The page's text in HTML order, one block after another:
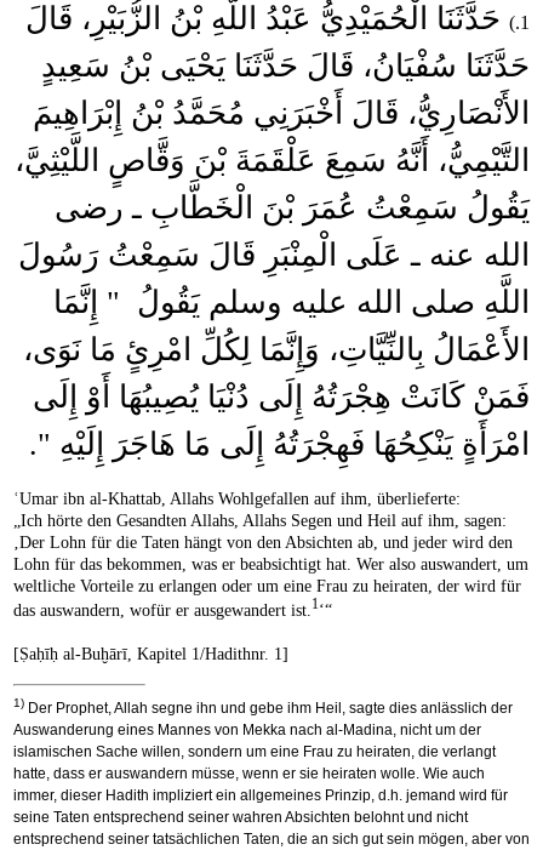
1.)
حَدَّثَنَا الْحُمَيْدِيُّ عَبْدُ اللَّهِ بْنُ الزُّبَيْرِ، قَالَ
حَدَّثَنَا سُفْيَانُ، قَالَ حَدَّثَنَا يَحْيَى بْنُ سَعِيدٍ
الأَنْصَارِيُّ، قَالَ أَخْبَرَنِي مُحَمَّدُ بْنُ إِبْرَاهِيمَ
التَّيْمِيُّ، أَنَّهُ سَمِعَ عَلْقَمَةَ بْنَ وَقَّاصٍ اللَّيْثِيَّ،
يَقُولُ سَمِعْتُ عُمَرَ بْنَ الْخَطَّابِ ـ رضى
الله عنه ـ عَلَى الْمِنْبَرِ قَالَ سَمِعْتُ رَسُولَ
اللَّهِ صلى الله عليه وسلم يَقُولُ ‏ "‏ إِنَّمَا
الأَعْمَالُ بِالنِّيَّاتِ، وَإِنَّمَا لِكُلِّ امْرِئٍ مَا نَوَى،
فَمَنْ كَانَتْ هِجْرَتُهُ إِلَى دُنْيَا يُصِيبُهَا أَوْ إِلَى
امْرَأَةٍ يَنْكِحُهَا فَهِجْرَتُهُ إِلَى مَا هَاجَرَ إِلَيْهِ ‏"‏‏.‏
ʿUmar ibn al-Khattab, Allahs Wohlgefallen auf ihm, überlieferte:
„Ich hörte den Gesandten Allahs, Allahs Segen und Heil auf ihm, sagen:
‚Der Lohn für die Taten hängt von den Absichten ab, und jeder wird den
Lohn für das bekommen, was er beabsichtigt hat. Wer also auswandert, um
weltliche Vorteile zu erlangen oder um eine Frau zu heiraten, der wird für
das auswandern, wofür er ausgewandert ist. 1‘“
[Ṣaḥīḥ al-Buḫārī, Kapitel 1/Hadithnr. 1]
1) Der Prophet, Allah segne ihn und gebe ihm Heil, sagte dies anlässlich der
Auswanderung eines Mannes von Mekka nach al-Madina, nicht um der
islamischen Sache willen, sondern um eine Frau zu heiraten, die verlangt
hatte, dass er auswandern müsse, wenn er sie heiraten wolle. Wie auch
immer, dieser Hadith impliziert ein allgemeines Prinzip, d.h. jemand wird für
seine Taten entsprechend seiner wahren Absichten belohnt und nicht
entsprechend seiner tatsächlichen Taten, die an sich gut sein mögen, aber von